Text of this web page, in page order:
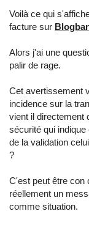
Voilà ce qui
facture sur
Alors j'ai une
palir de rage.
Cet avertissement
incidence sur la
vient il directement
sécurité qui
de la validation
?
C'est peut être con
réellement un
comme situation.